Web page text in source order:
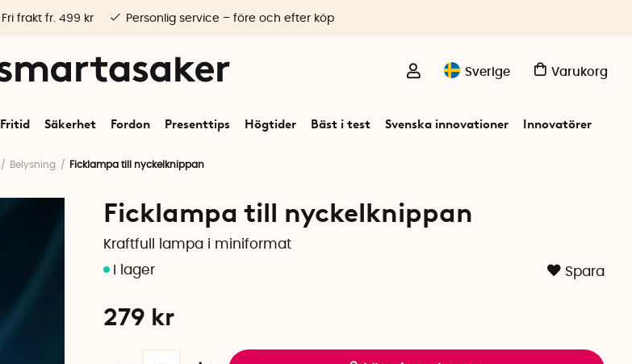
Sverige Varukorg
Fritid Säkerhet Fordon Presenttips Högtider Bäst i test Svenska innovationer Innovatörer
Fri frakt fr. 499 kr Personlig service – före och efter köp
Belysning Ficklampa till nyckelknippan
Ficklampa till nyckelknippan
Kraftfull lampa i miniformat
Spara
279 kr